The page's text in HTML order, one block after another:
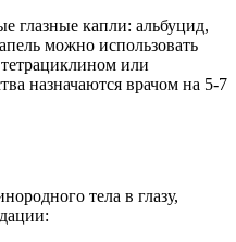
глазные капли: альбуцид,
можно использовать
или
назначаются врачом на 5-7
тела в глазу,